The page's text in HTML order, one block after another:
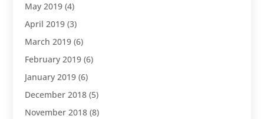
May 2019 (4)
April 2019 (3)
March 2019 (6)
February 2019 (6)
January 2019 (6)
December 2018 (5)
November 2018 (8)